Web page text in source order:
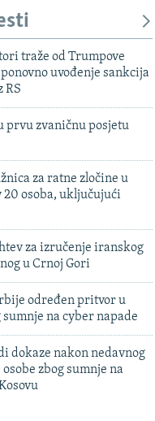
traže od Trumpove
uvođenje sankcija
RS
prvu zvaničnu posjetu
za ratne zločine u
osoba, uključujući
za izručenje iranskog
u Crnoj Gori
određen pritvor u
na cyber napade
dokaze nakon nedavnog
zbog sumnje na